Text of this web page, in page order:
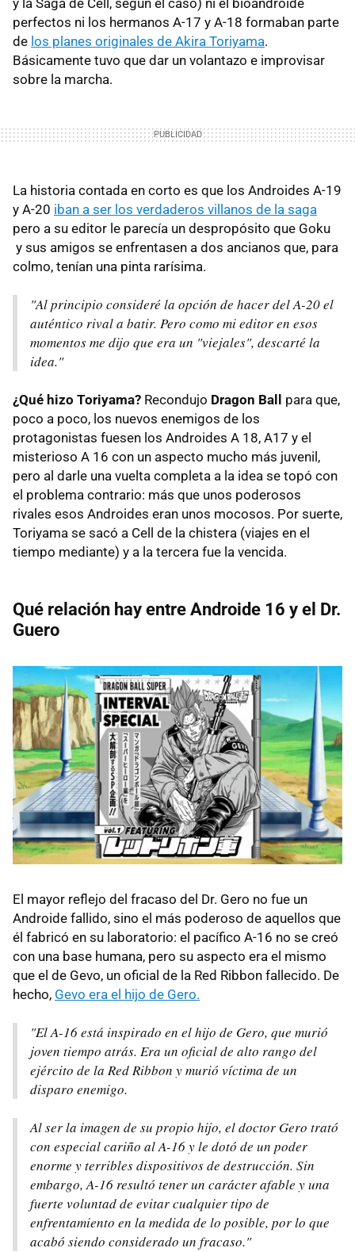
perfectos ni los hermanos A-17 y A-18 formaban parte
de los planes originales de Akira Toriyama.
Básicamente tuvo que dar un volantazo e improvisar
sobre la marcha.
La historia contada en corto es que los Androides A-19
y A-20 iban a ser los verdaderos villanos de la saga
pero a su editor le parecía un despropósito que Goku
y sus amigos se enfrentasen a dos ancianos que, para
colmo, tenían una pinta rarísima.
"Al principio consideré la opción de hacer del A-20 el
auténtico rival a batir. Pero como mi editor en esos
momentos me dijo que era un "viejales", descarté la
idea."
¿Qué hizo Toriyama? Recondujo Dragon Ball para que,
poco a poco, los nuevos enemigos de los
protagonistas fuesen los Androides A 18, A17 y el
misterioso A 16 con un aspecto mucho más juvenil,
pero al darle una vuelta completa a la idea se topó con
el problema contrario: más que unos poderosos
rivales esos Androides eran unos mocosos. Por suerte,
Toriyama se sacó a Cell de la chistera (viajes en el
tiempo mediante) y a la tercera fue la vencida.
Qué relación hay entre Androide 16 y el Dr.
Guero
El mayor reflejo del fracaso del Dr. Gero no fue un
Androide fallido, sino el más poderoso de aquellos que
él fabricó en su laboratorio: el pacífico A-16 no se creó
con una base humana, pero su aspecto era el mismo
que el de Gevo, un oficial de la Red Ribbon fallecido. De
hecho, Gevo era el hijo de Gero.
"El A-16 está inspirado en el hijo de Gero, que murió
joven tiempo atrás. Era un oficial de alto rango del
ejército de la Red Ribbon y murió víctima de un
disparo enemigo.
Al ser la imagen de su propio hijo, el doctor Gero trató
con especial cariño al A-16 y le dotó de un poder
enorme y terribles dispositivos de destrucción. Sin
embargo, A-16 resultó tener un carácter afable y una
fuerte voluntad de evitar cualquier tipo de
enfrentamiento en la medida de lo posible, por lo que
acabó siendo considerado un fracaso."